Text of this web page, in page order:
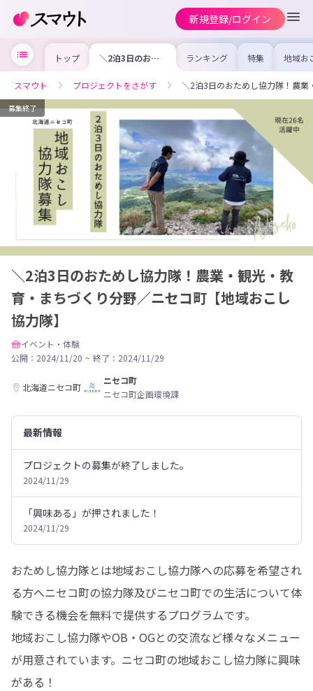
新規登録/ログイン
トップ ＼2泊3日のおた
めし協力隊！農
まちづくり分野／
ニセコ町【地域お
こし協力隊】
ランキング 特集 地域お
の求
を集め
事内容
を比
合った
スマウト プロジェクトをさがす ＼2泊3日のおためし協力隊！農
募集終了
＼2泊3日のおためし協力隊！農業・観光・教
育・まちづくり分野／ニセコ町【地域おこし
協力隊】
イベント・体験
公開：2024/11/20 ~ 終了：2024/11/29
北海道ニセコ町
ニセコ町
ニセコ町企画環境課
最新情報
プロジェクトの募集が終了しました。
2024/11/29
「興味ある」が押されました！
2024/11/29
おためし協力隊とは地域おこし協力隊への応募を希望され
る方へニセコ町の協力隊及びニセコ町での生活について体
験できる機会を無料で提供するプログラムです。
地域おこし協力隊やOB・OGとの交流など様々なメニュー
が用意されています。ニセコ町の地域おこし協力隊に興味
がある！